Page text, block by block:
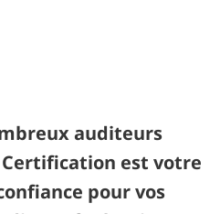
auditeurs
Certification est votre
pour vos